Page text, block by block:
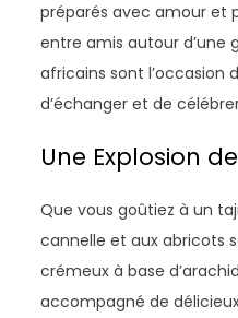
préparés avec amour et
entre amis autour d’une
africains sont l’occasion
d’échanger et de
Une Explosion
Que vous goûtiez à un
cannelle et aux abricots
crémeux à base
accompagné de